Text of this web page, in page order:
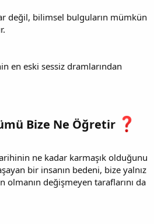
değil, bilimsel bulguların mümkün
en eski sessiz dramlarından
Bize Ne Öğretir
ne kadar karmaşık olduğunu
bir insanın bedeni, bize yalnız
değişmeyen taraflarını da